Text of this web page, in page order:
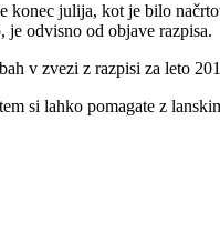
konec julija, kot je bilo
odvisno od objave razpisa.
v zvezi z razpisi za leto
si lahko pomagate z